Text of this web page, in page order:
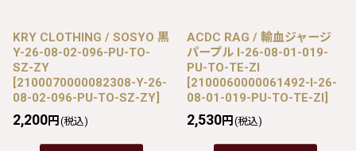
KRY CLOTHING / SOSYO 黒
Y-26-08-02-096-PU-TO-
SZ-ZY
[2100070000082308-Y-26-
08-02-096-PU-TO-SZ-ZY]
2,200円 (税込)
ACDC RAG / 輸血ジャージ
パープル I-26-08-01-019-
PU-TO-TE-ZI
[2100060000061492-I-26-
08-01-019-PU-TO-TE-ZI]
2,530円 (税込)